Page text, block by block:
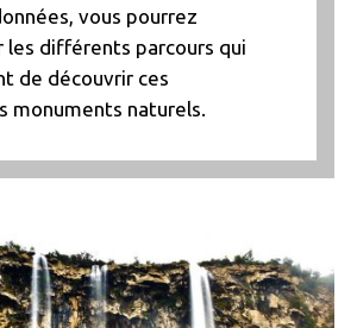
vous pourrez
les différents parcours qui
de découvrir ces
monuments naturels.